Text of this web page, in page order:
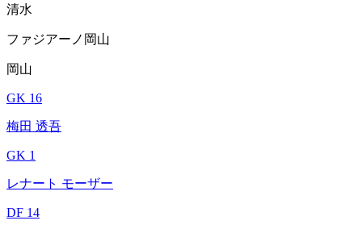
清水
ファジアーノ岡山
岡山
GK 16
梅田 透吾
GK 1
レナート モーザー
DF 14